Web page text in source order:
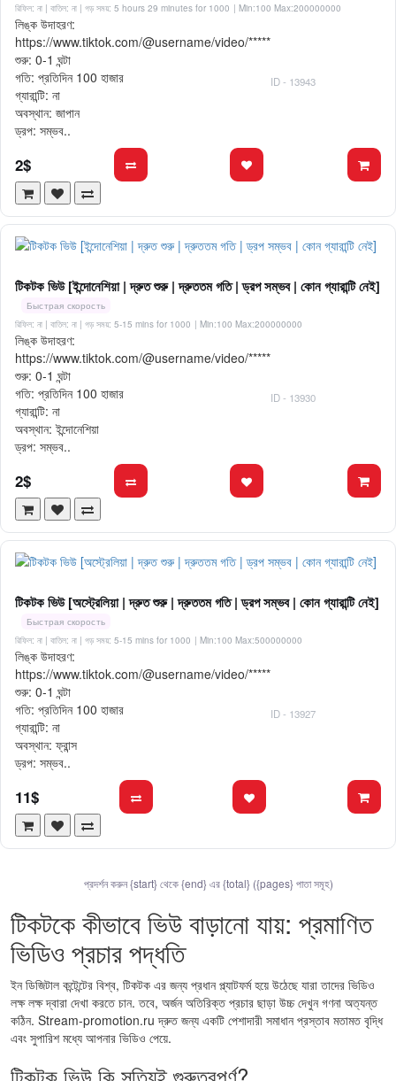
রিফিল: না | বাতিল: না | গড় সময়: 5 hours 29 minutes for 1000 | Min:100 Max:200000000
লিঙ্ক উদাহরণ:
https://www.tiktok.com/@username/video/*****
শুরু: 0-1 ঘন্টা
গতি: প্রতিদিন 100 হাজার
গ্যারান্টি: না
অবস্থান: জাপান
ড্রপ: সম্ভব..
ID - 13943
2$
টিকটক ভিউ [ইন্দোনেশিয়া | দ্রুত শুরু | দ্রুততম গতি | ড্রপ সম্ভব | কোন গ্যারান্টি নেই]
Быстрая скорость
রিফিল: না | বাতিল: না | গড় সময়: 5-15 mins for 1000 | Min:100 Max:200000000
লিঙ্ক উদাহরণ:
https://www.tiktok.com/@username/video/*****
শুরু: 0-1 ঘন্টা
গতি: প্রতিদিন 100 হাজার
গ্যারান্টি: না
অবস্থান: ইন্দোনেশিয়া
ড্রপ: সম্ভব..
ID - 13930
2$
টিকটক ভিউ [অস্ট্রেলিয়া | দ্রুত শুরু | দ্রুততম গতি | ড্রপ সম্ভব | কোন গ্যারান্টি নেই]
Быстрая скорость
রিফিল: না | বাতিল: না | গড় সময়: 5-15 mins for 1000 | Min:100 Max:500000000
লিঙ্ক উদাহরণ:
https://www.tiktok.com/@username/video/*****
শুরু: 0-1 ঘন্টা
গতি: প্রতিদিন 100 হাজার
গ্যারান্টি: না
অবস্থান: ফ্রান্স
ড্রপ: সম্ভব..
ID - 13927
11$
প্রদর্শন করুন {start} থেকে {end} এর {total} ({pages} পাতা সমূহ)
টিকটকে কীভাবে ভিউ বাড়ানো যায়: প্রমাণিত
ভিডিও প্রচার পদ্ধতি
ইন ডিজিটাল কন্টেন্টের বিশ্ব, টিকটক এর জন্য প্রধান প্ল্যাটফর্ম হয়ে উঠেছে যারা তাদের ভিডিও
লক্ষ লক্ষ দ্বারা দেখা করতে চান. তবে, অর্জন অতিরিক্ত প্রচার ছাড়া উচ্চ দেখুন গণনা অত্যন্ত
কঠিন. Stream-promotion.ru দ্রুত জন্য একটি পেশাদারী সমাধান প্রস্তাব মতামত বৃদ্ধি
এবং সুপারিশ মধ্যে আপনার ভিডিও পেয়ে.